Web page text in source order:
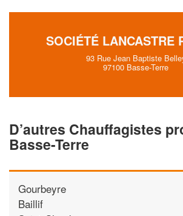
SOCIÉTÉ LANCASTRE
93 Rue Jean Baptiste
97100 Basse-Terre
D’autres Chauffagistes
Basse-Terre
Gourbeyre
Baillif